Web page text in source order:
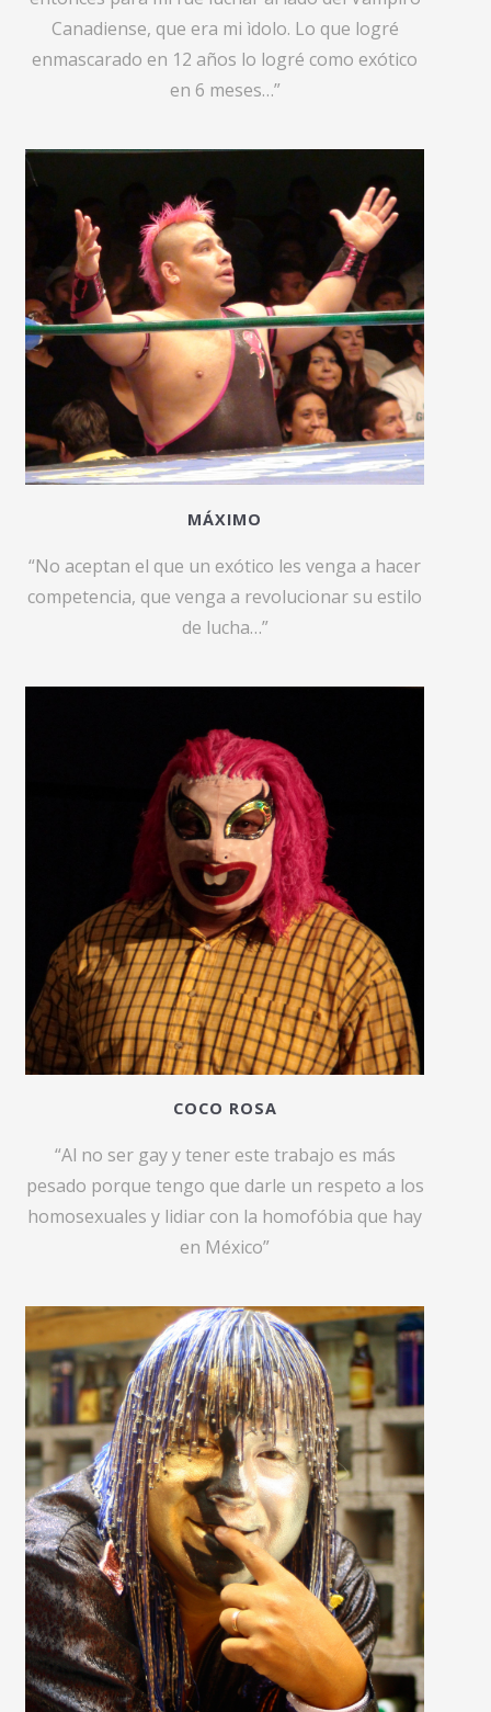
Canadiense, que era mi ìdolo. Lo que logré
enmascarado en 12 años lo logré como exótico
en 6 meses…”
MÁXIMO
“No aceptan el que un exótico les venga a hacer
competencia, que venga a revolucionar su estilo
de lucha…”
COCO ROSA
“Al no ser gay y tener este trabajo es más
pesado porque tengo que darle un respeto a los
homosexuales y lidiar con la homofóbia que hay
en México”